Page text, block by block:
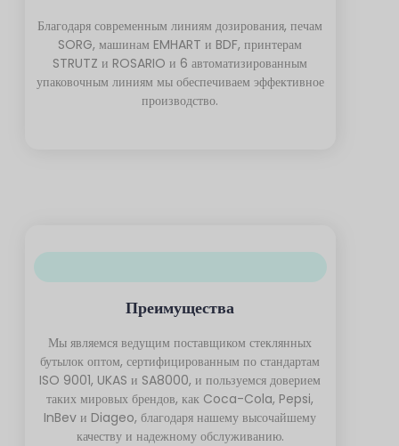
Благодаря современным линиям дозирования, печам
SORG, машинам EMHART и BDF, принтерам
STRUTZ и ROSARIO и 6 автоматизированным
упаковочным линиям мы обеспечиваем эффективное
производство.
Преимущества
Мы являемся ведущим поставщиком стеклянных
бутылок оптом, сертифицированным по стандартам
ISO 9001, UKAS и SA8000, и пользуемся доверием
таких мировых брендов, как Coca-Cola, Pepsi,
InBev и Diageo, благодаря нашему высочайшему
качеству и надежному обслуживанию.